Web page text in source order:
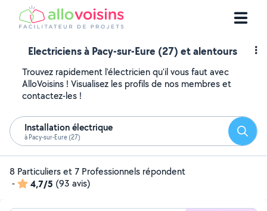
Electriciens à Pacy-sur-Eure (27) et alentours
Trouvez rapidement l'électricien qu'il vous faut avec
AlloVoisins ! Visualisez les profils de nos membres et
contactez-les !
Installation électrique
à Pacy-sur-Eure (27)
8 Particuliers et 7 Professionnels répondent
-
4,7/5 (93 avis)